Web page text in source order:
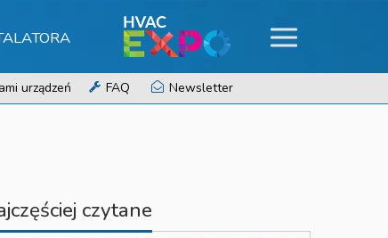
urządzeń FAQ
Newsletter
czytane